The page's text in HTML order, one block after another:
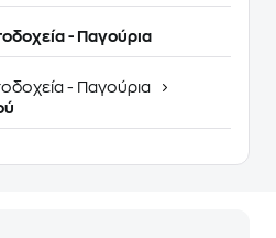
- Παγούρια
- Παγούρια